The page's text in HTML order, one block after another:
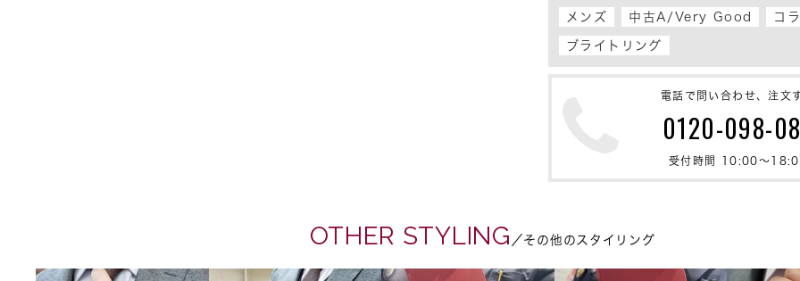
メンズ 中古A/Very Good コ
ブライトリング
電話で問い合わせ、注文
0120-098-
受付時間 10:00〜
OTHER STYLING ／その他のスタイリング